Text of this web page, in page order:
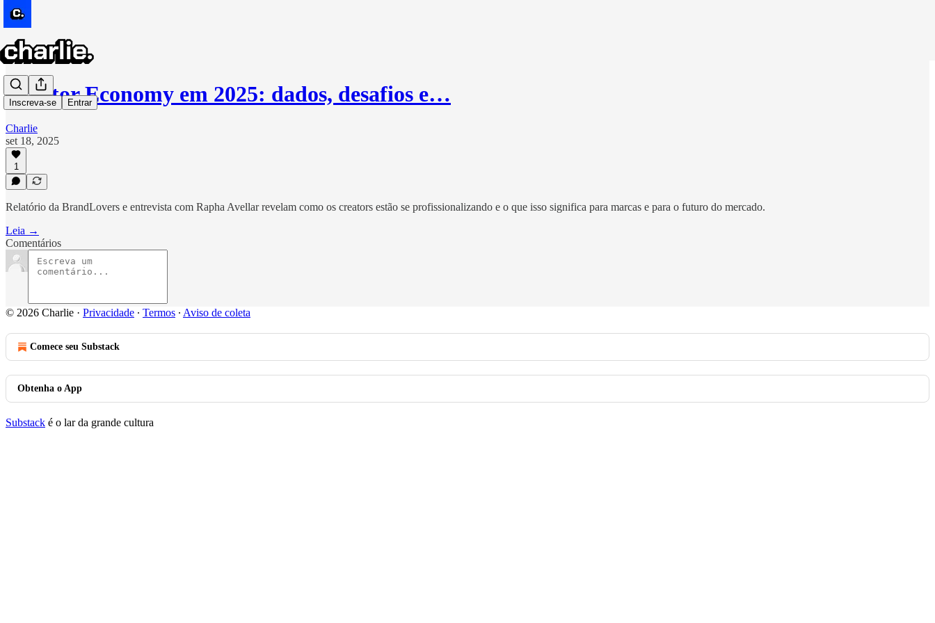
Inscreva-se Entrar
Creator Economy em 2025: dados, desafios e…
Charlie
set 18, 2025
1
Relatório da BrandLovers e entrevista com Rapha Avellar revelam como os creators estão se profissionalizando e o que isso significa para marcas e para o futuro do mercado.
Leia →
Comentários
© 2026 Charlie · Privacidade ∙ Termos ∙ Aviso de coleta
Comece seu Substack
Obtenha o App
Substack é o lar da grande cultura